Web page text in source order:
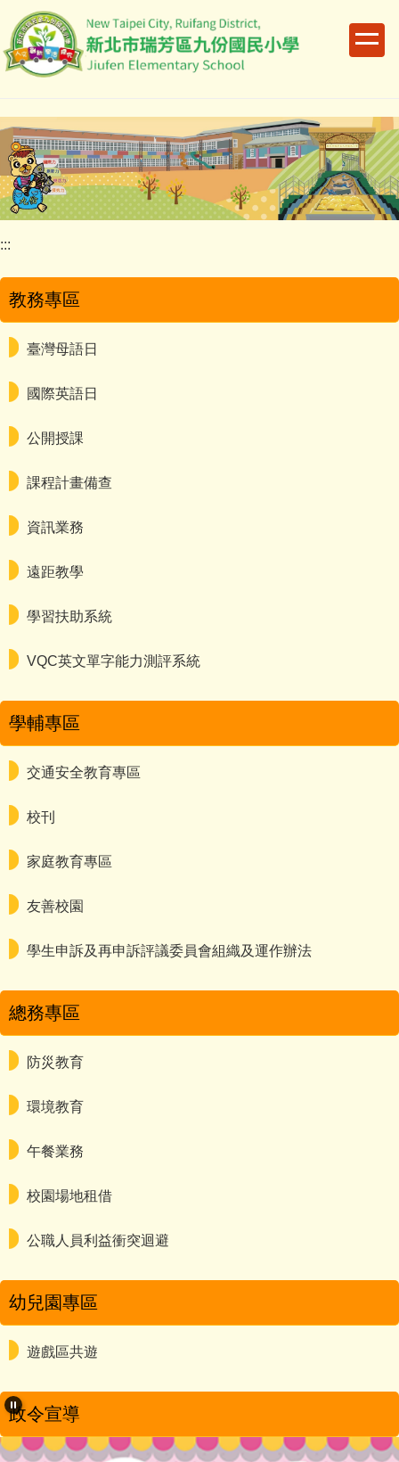
到
主
容
區
:::
教務專區
臺灣母語日
國際英語日
公開授課
課程計畫備查
資訊業務
遠距教學
學習扶助系統
VQC英文單字能力測評系統
學輔專區
交通安全教育專區
校刊
家庭教育專區
友善校園
學生申訴及再申訴評議委員會組織及運作辦法
總務專區
防災教育
環境教育
午餐業務
校園場地租借
公職人員利益衝突迴避
幼兒園專區
遊戲區共遊
政令宣導